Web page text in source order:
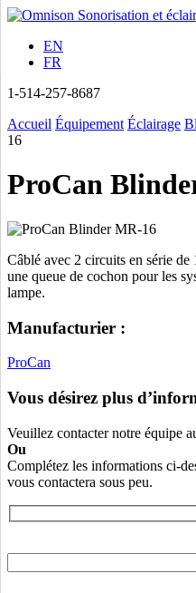
EN
FR
1-514-257-8687
Accueil Équipement Éclairage
16
ProCan
Câblé avec 2 circuits en série de
une queue de cochon pour les
lampe.
Manufacturier :
ProCan
Vous désirez plus
Veuillez contacter notre équipe
Ou
Complétez les informations ci-
vous contactera sous peu.